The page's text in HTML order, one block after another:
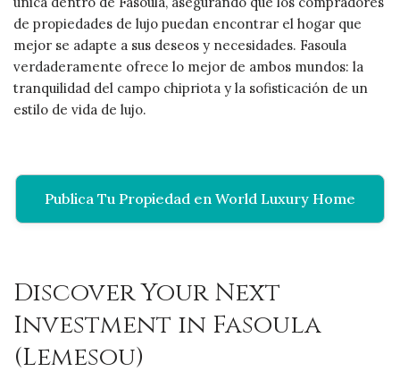
de propiedades de lujo puedan encontrar el hogar que
mejor se adapte a sus deseos y necesidades. Fasoula
verdaderamente ofrece lo mejor de ambos mundos: la
tranquilidad del campo chipriota y la sofisticación de un
estilo de vida de lujo.
Publica Tu Propiedad en World Luxury Home
Discover Your Next
Investment in Fasoula
(Lemesou)